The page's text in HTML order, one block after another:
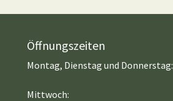
Öffnungszeiten
Montag, Dienstag und Donnerstag:
Mittwoch: